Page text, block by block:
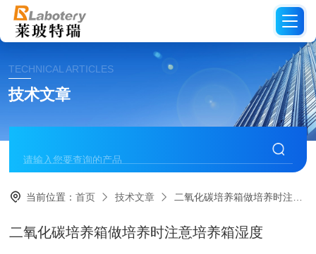
TECHNICAL ARTICLES
技术文章
当前位置：首页 技术文章 二氧化碳培养箱做培养时注意培养箱湿度
二氧化碳培养箱做培养时注意培养箱湿度